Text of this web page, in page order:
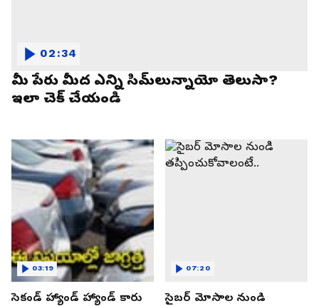
మీ పేరు మీద ఎన్ని సిమ్‌లున్నాయో తెలుసా?
ఇలా చెక్ చేయండి
02:34
సెకండ్ హ్యాండ్ హ్యాండ్ కారు
03:19
సైబర్ మోసాల నుండి
07:20